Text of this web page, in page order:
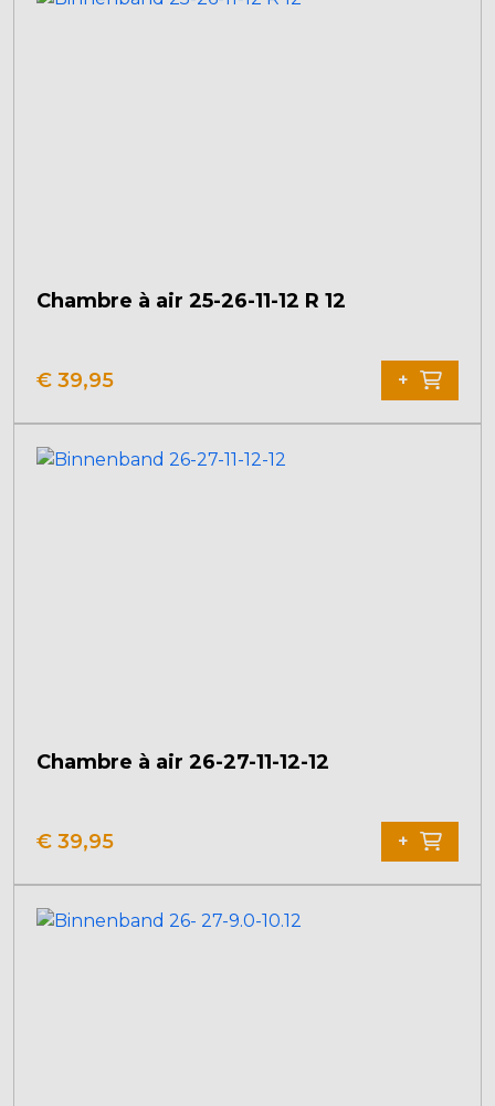
Chambre à air 25-26-11-12 R 12
€ 39,95 +
Chambre à air 26-27-11-12-12
€ 39,95 +